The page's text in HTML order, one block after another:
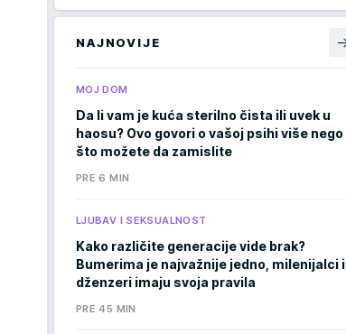
NAJNOVIJE
MOJ DOM
Da li vam je kuća sterilno čista ili uvek u
haosu? Ovo govori o vašoj psihi više nego
što možete da zamislite
PRE 6 MIN
LJUBAV I SEKSUALNOST
Kako različite generacije vide brak?
Bumerima je najvažnije jedno, milenijalci i
dženzeri imaju svoja pravila
PRE 45 MIN